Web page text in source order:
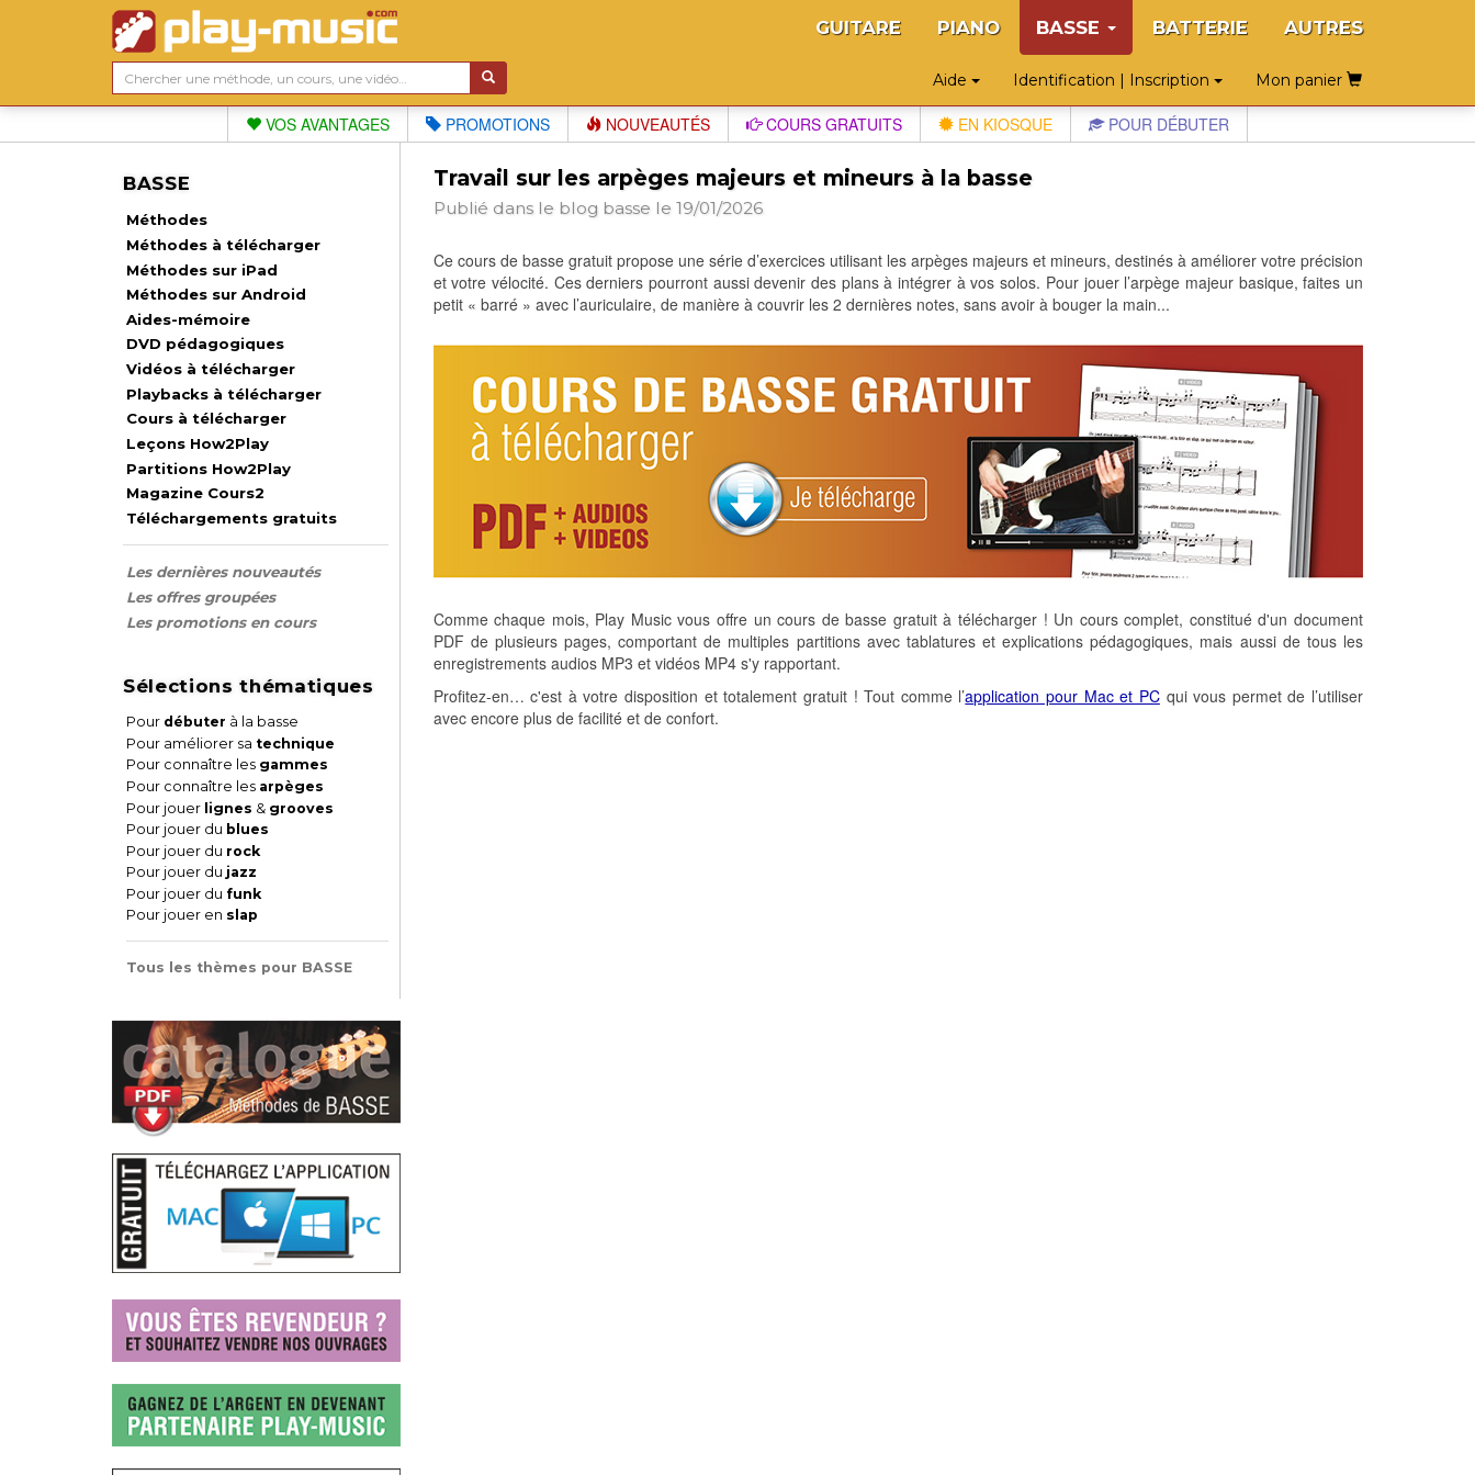
GUITARE PIANO BASSE BATTERIE AUTRES
Aide Identification | Inscription Mon panier
VOS AVANTAGES PROMOTIONS NOUVEAUTÉS COURS GRATUITS EN KIOSQUE POUR DÉBUTER
BASSE
Méthodes
Méthodes à télécharger
Méthodes sur iPad
Méthodes sur Android
Aides-mémoire
DVD pédagogiques
Vidéos à télécharger
Playbacks à télécharger
Cours à télécharger
Leçons How2Play
Partitions How2Play
Magazine Cours2
Téléchargements gratuits
Les dernières nouveautés
Les offres groupées
Les promotions en cours
Sélections thématiques
Pour débuter à la basse
Pour améliorer sa technique
Pour connaître les gammes
Pour connaître les arpèges
Pour jouer lignes & grooves
Pour jouer du blues
Pour jouer du rock
Pour jouer du jazz
Pour jouer du funk
Pour jouer en slap
Tous les thèmes pour BASSE
Travail sur les arpèges majeurs et mineurs à la basse
Publié dans le blog basse le 19/01/2026
Ce cours de basse gratuit propose une série d’exercices utilisant les arpèges majeurs et mineurs, destinés à améliorer votre précision
et votre vélocité. Ces derniers pourront aussi devenir des plans à intégrer à vos solos. Pour jouer l’arpège majeur basique, faites un
petit « barré » avec l’auriculaire, de manière à couvrir les 2 dernières notes, sans avoir à bouger la main...
Comme chaque mois, Play Music vous offre un cours de basse gratuit à télécharger ! Un cours complet, constitué d'un document
PDF de plusieurs pages, comportant de multiples partitions avec tablatures et explications pédagogiques, mais aussi de tous les
enregistrements audios MP3 et vidéos MP4 s'y rapportant.
Profitez-en… c'est à votre disposition et totalement gratuit ! Tout comme l’application pour Mac et PCqui vous permet de l’utiliser
avec encore plus de facilité et de confort.